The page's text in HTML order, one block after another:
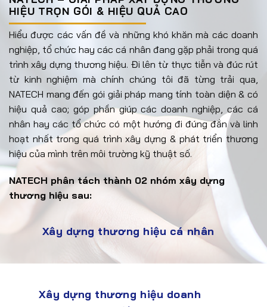
HIỆU TRỌN GÓI & HIỆU QUẢ CAO
Hiểu được các vấn đề và những khó khăn mà các doanh
nghiệp, tổ chức hay các cá nhân đang gặp phải trong quá
trình xây dựng thương hiệu. Đi lên từ thực tiễn và đúc rút
từ kinh nghiệm mà chính chúng tôi đã từng trải qua,
NATECH mang đến gói giải pháp mang tính toàn diện & có
hiệu quả cao; góp phần giúp các doanh nghiệp, các cá
nhân hay các tổ chức có một hướng đi đúng đắn và linh
hoạt nhất trong quá trình xây dựng & phát triển thương
hiệu của mình trên môi trường kỹ thuật số.
NATECH phân tách thành 02 nhóm xây dựng
thương hiệu sau:
Xây dựng thương hiệu cá nhân
Xây dựng thương hiệu doanh